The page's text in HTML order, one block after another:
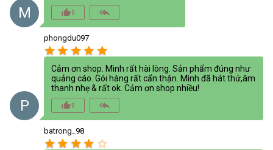
M thumb_up_alt0 reply_all
P
phongdu097
star star star star star
Cảm ơn shop. Mình rất hài lòng. Sản phẩm đúng như
quảng cáo. Gói hàng rất cẩn thận. Mình đã hát thử,âm
thanh nhẹ & rất ok. Cảm ơn shop nhiều!
thumb_up_alt0 reply_all
batrong_98
star star star star star_border